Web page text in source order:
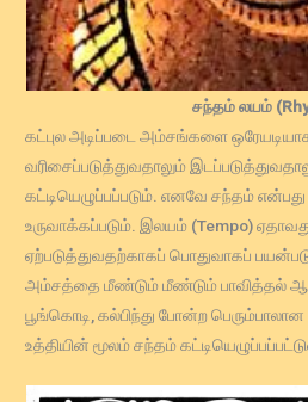
சந்தம் லயம்
கட்புல அடிப்படை அம்சங்களை
வரிசைப்படுத்துவதாலும்
கட்டியெழுப்பப்படும். எனவே சந்தம் என்பது
உருவாக்கப்படும். இலயம் (Tempo)
ஏற்படுத்துவதற்காகப் பொதுவாகப்
அம்சத்தை மீண்டும் மீண்டும் பாவித்தல்
பூங்கொடி, கல்பிந்து போன்ற
உத்தியின் மூலம் சந்தம்